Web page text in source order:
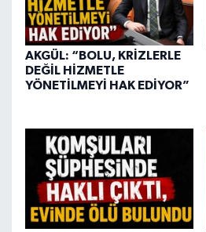
AKGÜL: “BOLU, KRİZLERLE
DEĞİL HİZMETLE
YÖNETİLMEYİ HAK EDİYOR”